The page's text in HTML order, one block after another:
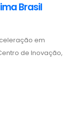
Brasil
em
de Inovação,